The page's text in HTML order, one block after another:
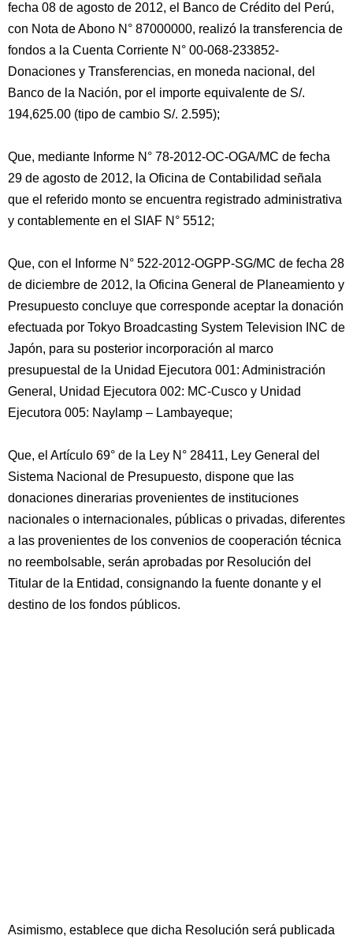
fecha 08 de agosto de 2012, el Banco de Crédito del Perú,
con Nota de Abono N° 87000000, realizó la transferencia de
fondos a la Cuenta Corriente N° 00-068-233852-
Donaciones y Transferencias, en moneda nacional, del
Banco de la Nación, por el importe equivalente de S/.
194,625.00 (tipo de cambio S/. 2.595);
Que, mediante Informe N° 78-2012-OC-OGA/MC de fecha
29 de agosto de 2012, la Oficina de Contabilidad señala
que el referido monto se encuentra registrado administrativa
y contablemente en el SIAF N° 5512;
Que, con el Informe N° 522-2012-OGPP-SG/MC de fecha 28
de diciembre de 2012, la Oficina General de Planeamiento y
Presupuesto concluye que corresponde aceptar la donación
efectuada por Tokyo Broadcasting System Television INC de
Japón, para su posterior incorporación al marco
presupuestal de la Unidad Ejecutora 001: Administración
General, Unidad Ejecutora 002: MC-Cusco y Unidad
Ejecutora 005: Naylamp – Lambayeque;
Que, el Artículo 69° de la Ley N° 28411, Ley General del
Sistema Nacional de Presupuesto, dispone que las
donaciones dinerarias provenientes de instituciones
nacionales o internacionales, públicas o privadas, diferentes
a las provenientes de los convenios de cooperación técnica
no reembolsable, serán aprobadas por Resolución del
Titular de la Entidad, consignando la fuente donante y el
destino de los fondos públicos.
Asimismo, establece que dicha Resolución será publicada